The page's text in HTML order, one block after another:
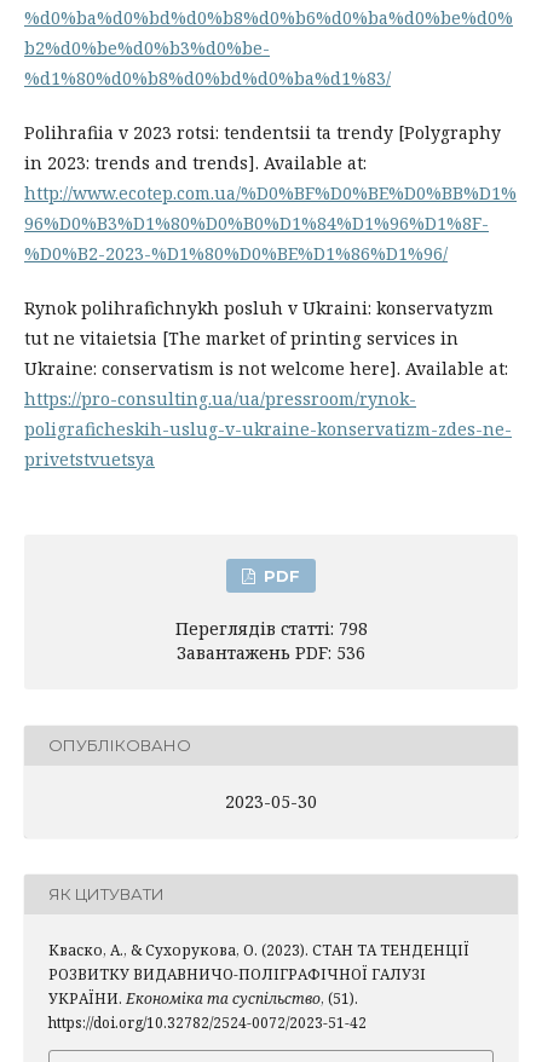
%d0%ba%d0%bd%d0%b8%d0%b6%d0%ba%d0%be%d0%
b2%d0%be%d0%b3%d0%be-
%d1%80%d0%b8%d0%bd%d0%ba%d1%83/
Polihrafiia v 2023 rotsi: tendentsii ta trendy [Polygraphy
in 2023: trends and trends]. Available at:
http://www.ecotep.com.ua/%D0%BF%D0%BE%D0%BB%D1%
96%D0%B3%D1%80%D0%B0%D1%84%D1%96%D1%8F-
%D0%B2-2023-%D1%80%D0%BE%D1%86%D1%96/
Rynok polihrafichnykh posluh v Ukraini: konservatyzm
tut ne vitaietsia [The market of printing services in
Ukraine: conservatism is not welcome here]. Available at:
https://pro-consulting.ua/ua/pressroom/rynok-
poligraficheskih-uslug-v-ukraine-konservatizm-zdes-ne-
privetstvuetsya
PDF
Переглядів статті: 798
Завантажень PDF: 536
ОПУБЛІКОВАНО
2023-05-30
ЯК ЦИТУВАТИ
Кваско, А., & Сухорукова, О. (2023). СТАН ТА ТЕНДЕНЦІЇ
РОЗВИТКУ ВИДАВНИЧО-ПОЛІГРАФІЧНОЇ ГАЛУЗІ
УКРАЇНИ. Економіка та суспільство, (51).
https://doi.org/10.32782/2524-0072/2023-51-42